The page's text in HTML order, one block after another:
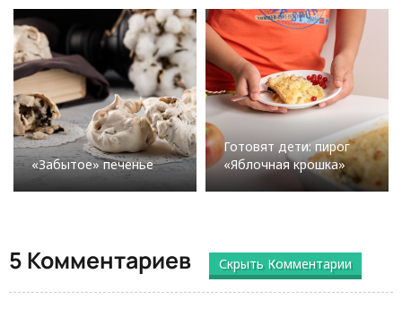
«Забытое» печенье
Готовят дети: пирог
«Яблочная крошка»
5 Комментариев Скрыть Комментарии